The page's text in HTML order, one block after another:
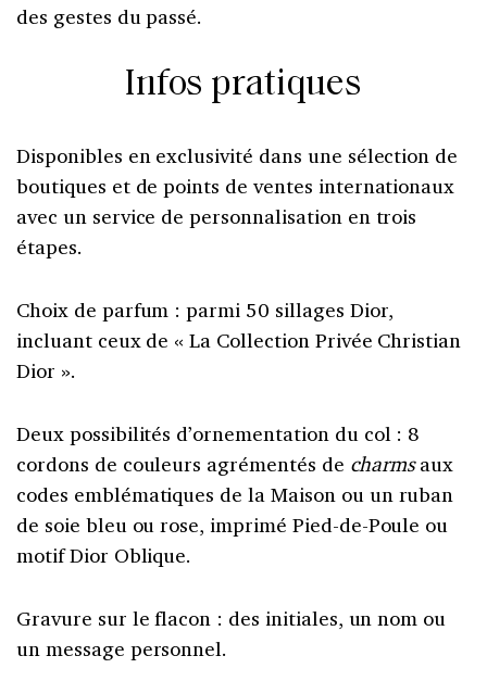
des gestes du passé.
Infos pratiques
Disponibles en exclusivité dans une sélection de
boutiques et de points de ventes internationaux
avec un service de personnalisation en trois
étapes.
Choix de parfum : parmi 50 sillages Dior,
incluant ceux de « La Collection Privée Christian
Dior ».
Deux possibilités d’ornementation du col : 8
cordons de couleurs agrémentés de charmsaux
codes emblématiques de la Maison ou un ruban
de soie bleu ou rose, imprimé Pied-de-Poule ou
motif Dior Oblique.
Gravure sur le flacon : des initiales, un nom ou
un message personnel.